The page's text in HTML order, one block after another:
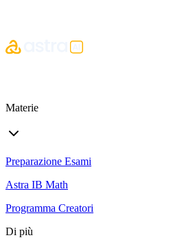
Materie
Preparazione Esami
Astra IB Math
Programma Creatori
Di più